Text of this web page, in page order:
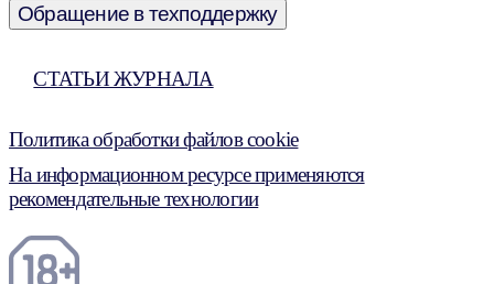
Обращение в техподдержку
СТАТЬИ ЖУРНАЛА
Политика обработки файлов cookie
На информационном ресурсе применяются
рекомендательные технологии